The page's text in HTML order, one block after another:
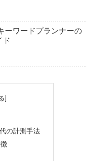
ーワードプランナーの
ド
の計測手法